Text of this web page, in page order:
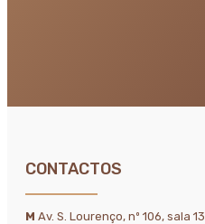
CONTACTOS
M Av. S. Lourenço, nº 106, sala 13